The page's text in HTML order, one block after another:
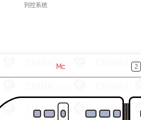
列控系统
Mc 2